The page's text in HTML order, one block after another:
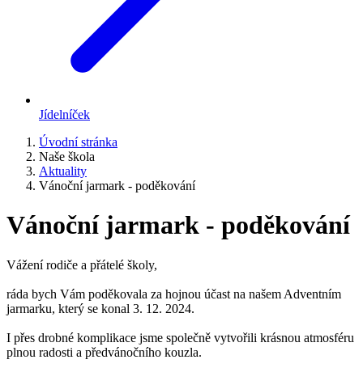
Jídelníček
Úvodní stránka
Naše škola
Aktuality
Vánoční jarmark - poděkování
Vánoční jarmark - poděkování
Vážení rodiče a přátelé školy,
ráda bych Vám poděkovala za hojnou účast na našem Adventním
jarmarku, který se konal 3. 12. 2024.
I přes drobné komplikace jsme společně vytvořili krásnou atmosféru
plnou radosti a předvánočního kouzla.